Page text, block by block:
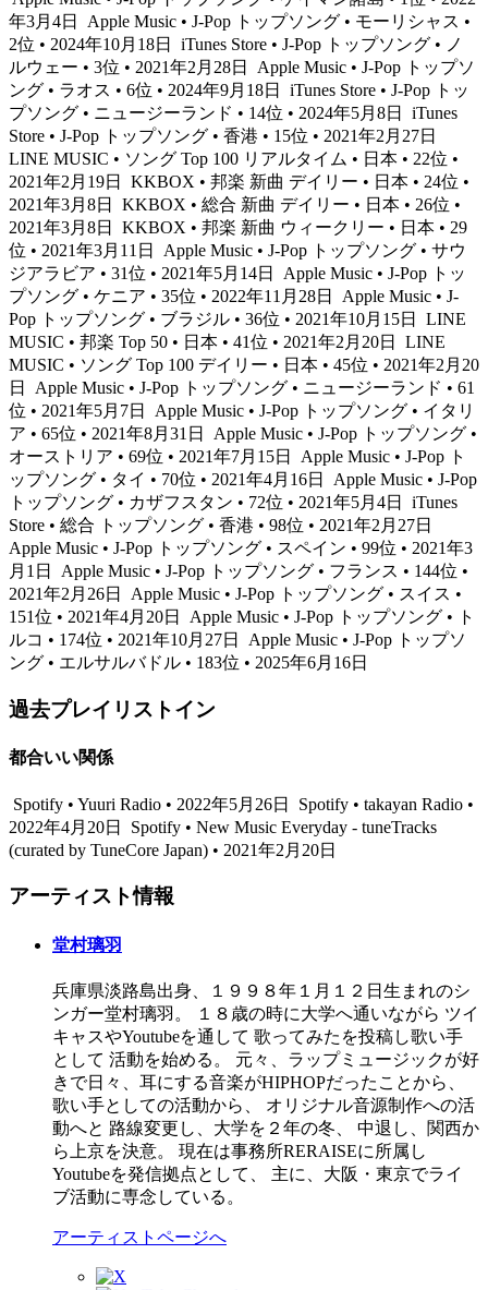
年3月4日
Apple Music • J-Pop トップソング • モーリシャス •
2位 • 2024年10月18日
iTunes Store • J-Pop トップソング • ノ
ルウェー • 3位 • 2021年2月28日
Apple Music • J-Pop トップソ
ング • ラオス • 6位 • 2024年9月18日
iTunes Store • J-Pop トッ
プソング • ニュージーランド • 14位 • 2024年5月8日
iTunes
Store • J-Pop トップソング • 香港 • 15位 • 2021年2月27日
LINE MUSIC • ソング Top 100 リアルタイム • 日本 • 22位 •
2021年2月19日
KKBOX • 邦楽 新曲 デイリー • 日本 • 24位 •
2021年3月8日
KKBOX • 総合 新曲 デイリー • 日本 • 26位 •
2021年3月8日
KKBOX • 邦楽 新曲 ウィークリー • 日本 • 29
位 • 2021年3月11日
Apple Music • J-Pop トップソング • サウ
ジアラビア • 31位 • 2021年5月14日
Apple Music • J-Pop トッ
プソング • ケニア • 35位 • 2022年11月28日
Apple Music • J-
Pop トップソング • ブラジル • 36位 • 2021年10月15日
LINE
MUSIC • 邦楽 Top 50 • 日本 • 41位 • 2021年2月20日
LINE
MUSIC • ソング Top 100 デイリー • 日本 • 45位 • 2021年2月20
日
Apple Music • J-Pop トップソング • ニュージーランド • 61
位 • 2021年5月7日
Apple Music • J-Pop トップソング • イタリ
ア • 65位 • 2021年8月31日
Apple Music • J-Pop トップソング •
オーストリア • 69位 • 2021年7月15日
Apple Music • J-Pop ト
ップソング • タイ • 70位 • 2021年4月16日
Apple Music • J-Pop
トップソング • カザフスタン • 72位 • 2021年5月4日
iTunes
Store • 総合 トップソング • 香港 • 98位 • 2021年2月27日
Apple Music • J-Pop トップソング • スペイン • 99位 • 2021年3
月1日
Apple Music • J-Pop トップソング • フランス • 144位 •
2021年2月26日
Apple Music • J-Pop トップソング • スイス •
151位 • 2021年4月20日
Apple Music • J-Pop トップソング • ト
ルコ • 174位 • 2021年10月27日
Apple Music • J-Pop トップソ
ング • エルサルバドル • 183位 • 2025年6月16日
過去プレイリストイン
都合いい関係
Spotify • Yuuri Radio • 2022年5月26日
Spotify • takayan Radio •
2022年4月20日
Spotify • New Music Everyday - tuneTracks
(curated by TuneCore Japan) • 2021年2月20日
アーティスト情報
堂村璃羽
兵庫県淡路島出身、１９９８年１月１２日生まれのシ
ンガー堂村璃羽。 １８歳の時に大学へ通いながら ツイ
キャスやYoutubeを通して 歌ってみたを投稿し歌い手
として 活動を始める。 元々、ラップミュージックが好
きで日々、耳にする音楽がHIPHOPだったことから、
歌い手としての活動から、 オリジナル音源制作への活
動へと 路線変更し、大学を２年の冬、 中退し、関西か
ら上京を決意。 現在は事務所RERAISEに所属し
Youtubeを発信拠点として、 主に、大阪・東京でライ
ブ活動に専念している。
アーティストページへ